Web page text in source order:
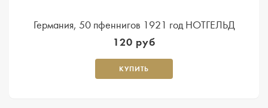
Германия, 50 пфеннигов 1921 год НОТГЕЛЬД
120 руб
КУПИТЬ